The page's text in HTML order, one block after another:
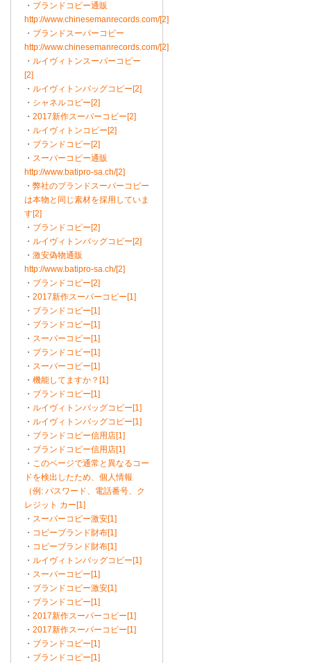
・ ブランドコピー通販
http://www.chinesemanrecords.com/[2]
・ ブランドスーパーコピー
http://www.chinesemanrecords.com/[2]
・ ルイヴィトンスーパーコピー
[2]
・ ルイヴィトンバッグコピー[2]
・ シャネルコピー[2]
・ 2017新作スーパーコピー[2]
・ ルイヴィトンコピー[2]
・ ブランドコピー[2]
・ スーパーコピー通販
http://www.batipro-sa.ch/[2]
・ 弊社のブランドスーパーコピー
は本物と同じ素材を採用していま
す[2]
・ ブランドコピー[2]
・ ルイヴィトンバッグコピー[2]
・ 激安偽物通販
http://www.batipro-sa.ch/[2]
・ ブランドコピー[2]
・ 2017新作スーパーコピー[1]
・ ブランドコピー[1]
・ ブランドコピー[1]
・ スーパーコピー[1]
・ ブランドコピー[1]
・ スーパーコピー[1]
・ 機能してますか？[1]
・ ブランドコピー[1]
・ ルイヴィトンバッグコピー[1]
・ ルイヴィトンバッグコピー[1]
・ ブランドコピー信用店[1]
・ ブランドコピー信用店[1]
・ このページで通常と異なるコー
ドを検出したため、個人情報
（例: パスワード、電話番号、ク
レジット カー[1]
・ スーパーコピー激安[1]
・ コピーブランド財布[1]
・ コピーブランド財布[1]
・ ルイヴィトンバッグコピー[1]
・ スーパーコピー[1]
・ ブランドコピー激安[1]
・ ブランドコピー[1]
・ 2017新作スーパーコピー[1]
・ 2017新作スーパーコピー[1]
・ ブランドコピー[1]
・ ブランドコピー[1]